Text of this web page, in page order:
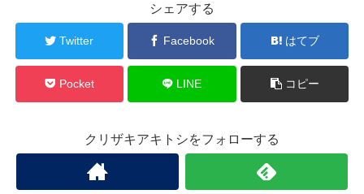
シェアする
Twitter Facebook はてブ
Pocket LINE コピー
クリザキアキトシをフォローする